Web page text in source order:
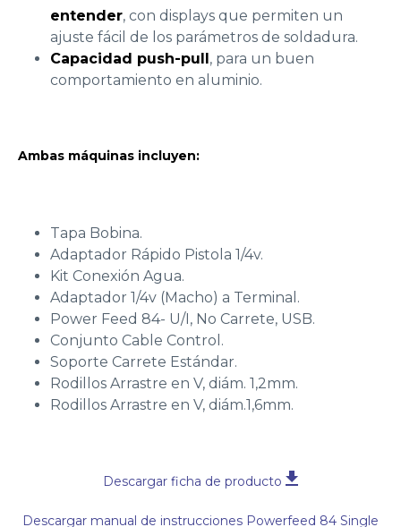
entender, con displays que permiten un
ajuste fácil de los parámetros de soldadura.
Capacidad push-pull , para un buen
comportamiento en aluminio.
Ambas máquinas incluyen:
Tapa Bobina.
Adaptador Rápido Pistola 1/4v.
Kit Conexión Agua.
Adaptador 1/4v (Macho) a Terminal.
Power Feed 84- U/I, No Carrete, USB.
Conjunto Cable Control.
Soporte Carrete Estándar.
Rodillos Arrastre en V, diám. 1,2mm.
Rodillos Arrastre en V, diám.1,6mm.
Descargar ficha de producto
Descargar manual de instrucciones Powerfeed 84 Single